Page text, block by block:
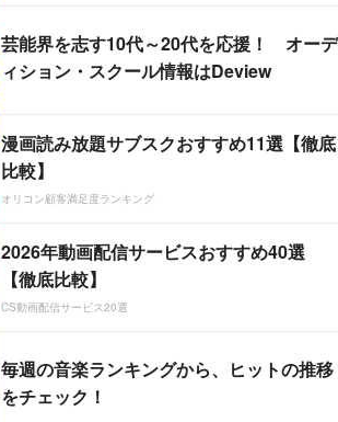
芸能界を志す10代～20代を応援！ オーデ
ィション・スクール情報はDeview
漫画読み放題サブスクおすすめ11選【徹底
比較】
オリコン顧客満足度ランキング
2026年動画配信サービスおすすめ40選
【徹底比較】
CS動画配信サービス20選
毎週の音楽ランキングから、ヒットの推移
をチェック！